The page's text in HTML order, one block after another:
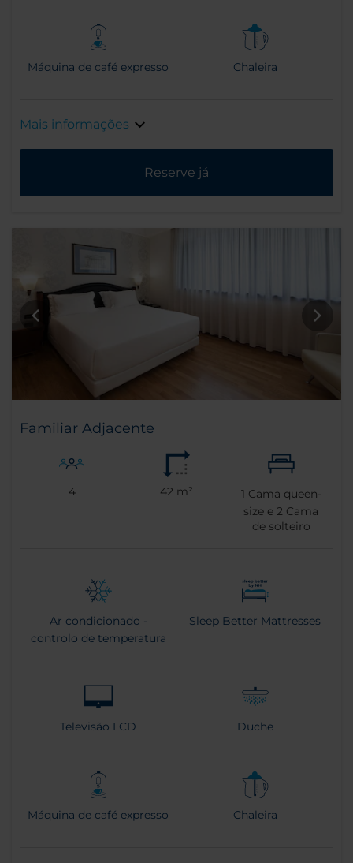
Máquina de café expresso Chaleira
Mais informações
Reserve já
Familiar Adjacente
4 42 m² 1 Cama queen-
size e2 Cama
de solteiro
Ar condicionado -
controlo de temperatura
Sleep Better Mattresses
Televisão LCD Duche
Máquina de café expresso Chaleira